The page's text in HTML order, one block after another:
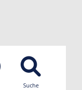
Suche